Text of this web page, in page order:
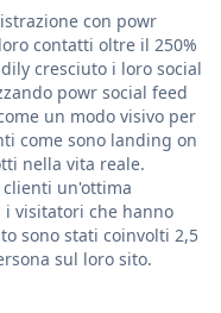
con powr
contatti oltre il 250%
cresciuto i loro social
powr social feed
un modo visivo per
come sono landing on
nella vita reale.
un'ottima
visitatori che hanno
sono stati coinvolti 2,5
sul loro sito.